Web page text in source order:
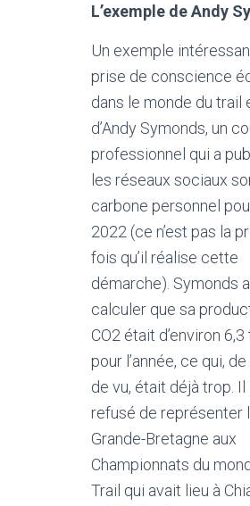
L’exemple de Andy
Un exemple
prise de conscience
dans le monde du trail
d’Andy Symonds, un
professionnel qui a
les réseaux sociaux
carbone personnel
2022 (ce n’est pas la
fois qu’il réalise cette
démarche). Symonds
calculer que sa
CO2 était d’environ
pour l’année, ce qui,
de vu, était déjà trop. Il
refusé de représenter
Grande-Bretagne aux
Championnats du
Trail qui avait lieu à